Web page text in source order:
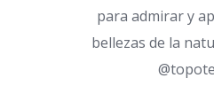
para admirar y
bellezas de la